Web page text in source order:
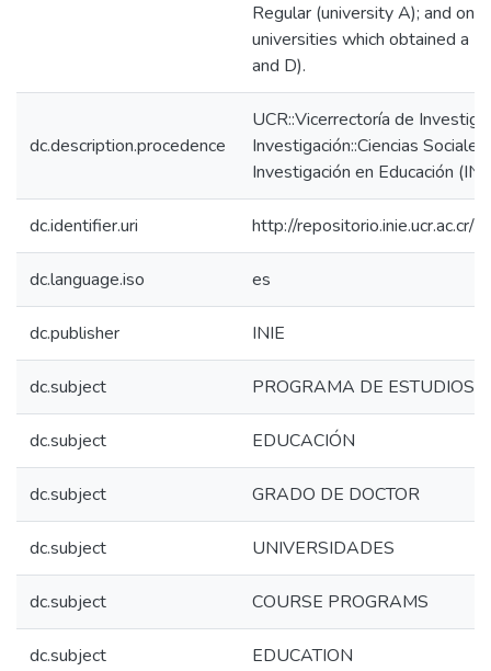
Regular (university A); and
universities which obtained a
and D).
dc.description.procedence
UCR::Vicerrectoría de
Investigación::Ciencias
Investigación en Educación
dc.identifier.uri http://
dc.language.iso es
dc.publisher INIE
dc.subject PROGRAMA DE ESTUDIOS
dc.subject EDUCACIÓN
dc.subject GRADO DE DOCTOR
dc.subject UNIVERSIDADES
dc.subject COURSE PROGRAMS
dc.subject EDUCATION